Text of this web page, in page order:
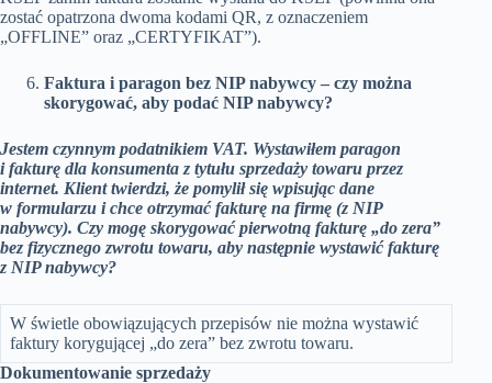
zostać opatrzona dwoma kodami QR, z oznaczeniem
„OFFLINE” oraz „CERTYFIKAT”).
Faktura i paragon bez NIP nabywcy – czy można
skorygować, aby podać NIP nabywcy?
Jestem czynnym podatnikiem VAT. Wystawiłem paragon
i fakturę dla konsumenta z tytułu sprzedaży towaru przez
internet. Klient twierdzi, że pomylił się wpisując dane
w formularzu i chce otrzymać fakturę na firmę (z NIP
nabywcy). Czy mogę skorygować pierwotną fakturę „do zera”
bez fizycznego zwrotu towaru, aby następnie wystawić fakturę
z NIP nabywcy?
W świetle obowiązujących przepisów nie można wystawić
faktury korygującej „do zera” bez zwrotu towaru.
Dokumentowanie sprzedaży